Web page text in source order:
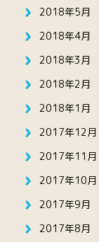
2018年5月
2018年4月
2018年3月
2018年2月
2018年1月
2017年12月
2017年11月
2017年10月
2017年9月
2017年8月